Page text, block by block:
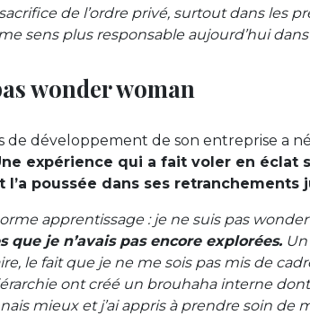
de l’ordre privé, surtout dans les
sens plus responsable aujourd’hui
wonder woman
de développement de son entreprise a
expérience qui a fait voler en éclat
l’a poussée dans ses retranchements
apprentissage : je ne suis pas
que je n’avais pas encore explorées.
le fait que je ne me sois pas mis de
ont créé un brouhaha interne
mieux et j’ai appris à prendre soin de